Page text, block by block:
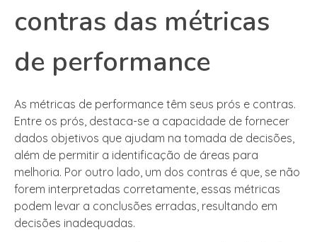
contras das métricas
de performance
As métricas de performance têm seus prós e contras.
Entre os prós, destaca-se a capacidade de fornecer
dados objetivos que ajudam na tomada de decisões,
além de permitir a identificação de áreas para
melhoria. Por outro lado, um dos contras é que, se não
forem interpretadas corretamente, essas métricas
podem levar a conclusões erradas, resultando em
decisões inadequadas.